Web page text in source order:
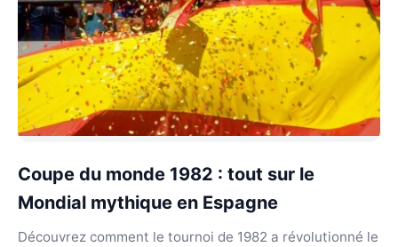
Coupe du monde 1982 : tout sur le
Mondial mythique en Espagne
Découvrez comment le tournoi de 1982 a révolutionné le